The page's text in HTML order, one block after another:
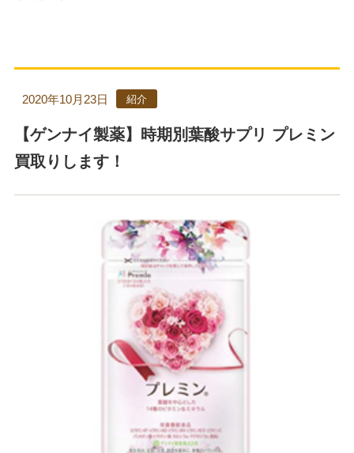
【ゲンナイ製薬】時期別葉酸サプリ プレミン
買取りします！
2020年10月23日 紹介